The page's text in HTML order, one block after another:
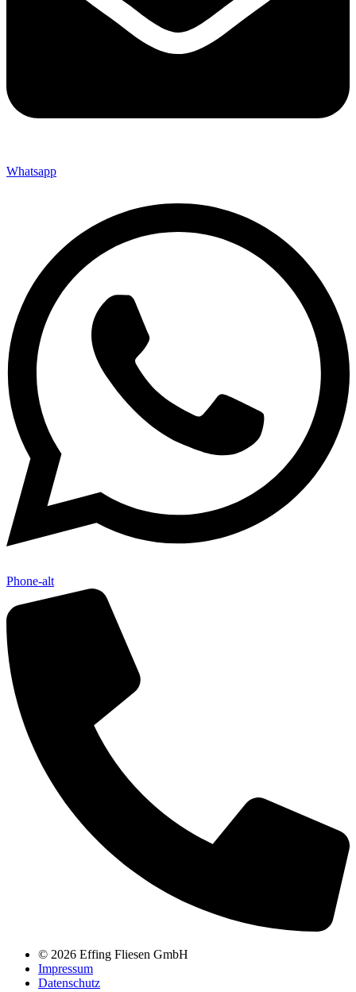
Whatsapp
Phone-alt
© 2026 Effing Fliesen GmbH
Impressum
Datenschutz